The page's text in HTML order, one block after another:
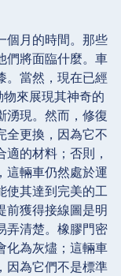
個月的時間。那些
們將面臨什麼。車
。當然，現在已經
來展現其神奇的
湧現。然而，修復
全更換，因為它不
的材料；否則，
這輛車仍然處於運
使其達到完美的工
前獲得接線圖是明
弄清楚。橡膠門密
化為灰燼；這輛車
因為它們不是標準